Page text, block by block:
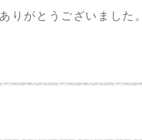
りがとうございました。